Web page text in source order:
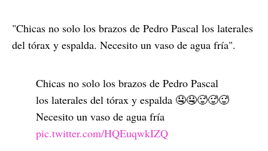
"Chicas no solo los brazos de Pedro Pascal los laterales
del tórax y espalda. Necesito un vaso de agua fría".
Chicas no solo los brazos de Pedro Pascal
los laterales del tórax y espalda 🤤🤤🥵🥵🥵
Necesito un vaso de agua fría
pic.twitter.com/HQEuqwkIZQ